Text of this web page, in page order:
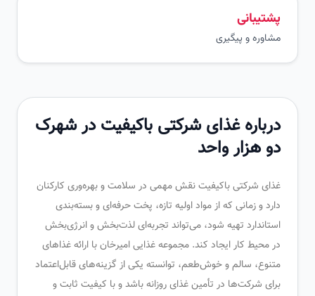
پشتیبانی
مشاوره و پیگیری
درباره غذای شرکتی باکیفیت در شهرک
دو هزار واحد
غذای شرکتی باکیفیت نقش مهمی در سلامت و بهره‌وری کارکنان
دارد و زمانی که از مواد اولیه تازه، پخت حرفه‌ای و بسته‌بندی
استاندارد تهیه شود، می‌تواند تجربه‌ای لذت‌بخش و انرژی‌بخش
در محیط کار ایجاد کند. مجموعه غذایی امیرخان با ارائه غذاهای
متنوع، سالم و خوش‌طعم، توانسته یکی از گزینه‌های قابل‌اعتماد
برای شرکت‌ها در تأمین غذای روزانه باشد و با کیفیت ثابت و